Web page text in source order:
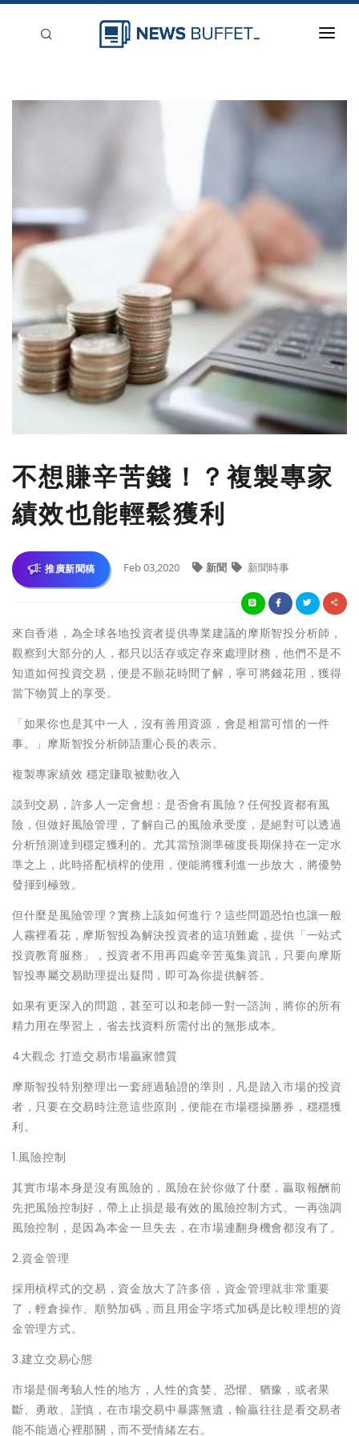
新聞稿分類
不想賺辛苦錢！？複製專家
績效也能輕鬆獲利
推廣新聞稿 Feb 03,2020 新聞 新聞時事
來自香港，為全球各地投資者提供專業建議的摩斯智投分析師，
觀察到大部分的人，都只以活存或定存來處理財務，他們不是不
知道如何投資交易，便是不願花時間了解，寧可將錢花用，獲得
當下物質上的享受。
「如果你也是其中一人，沒有善用資源，會是相當可惜的一件
事。」摩斯智投分析師語重心長的表示。
複製專家績效 穩定賺取被動收入
談到交易，許多人一定會想：是否會有風險？任何投資都有風
險，但做好風險管理，了解自己的風險承受度，是絕對可以透過
分析預測達到穩定獲利的。尤其當預測準確度長期保持在一定水
準之上，此時搭配槓桿的使用，便能將獲利進一步放大，將優勢
發揮到極致。
但什麼是風險管理？實務上該如何進行？這些問題恐怕也讓一般
人霧裡看花，摩斯智投為解決投資者的這項難處，提供「一站式
投資教育服務」，投資者不用再四處辛苦蒐集資訊，只要向摩斯
智投專屬交易助理提出疑問，即可為你提供解答。
如果有更深入的問題，甚至可以和老師一對一諮詢，將你的所有
精力用在學習上，省去找資料所需付出的無形成本。
4大觀念 打造交易市場贏家體質
摩斯智投特別整理出一套經過驗證的準則，凡是踏入市場的投資
者，只要在交易時注意這些原則，便能在市場穩操勝券，穩穩獲
利。
1.風險控制
其實市場本身是沒有風險的，風險在於你做了什麼，贏取報酬前
先把風險控制好，帶上止損是最有效的風險控制方式。一再強調
風險控制，是因為本金一旦失去，在市場連翻身機會都沒有了。
2.資金管理
採用槓桿式的交易，資金放大了許多倍，資金管理就非常重要
了，輕倉操作、順勢加碼，而且用金字塔式加碼是比較理想的資
金管理方式。
3.建立交易心態
市場是個考驗人性的地方，人性的貪婪、恐懼、猶豫，或者果
斷、勇敢、謹慎，在市場交易中暴露無遺，輸贏往往是看交易者
能不能過心裡那關，而不受情緒左右。